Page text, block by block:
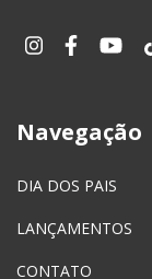
Navegação
DIA DOS PAIS
LANÇAMENTOS
CONTATO